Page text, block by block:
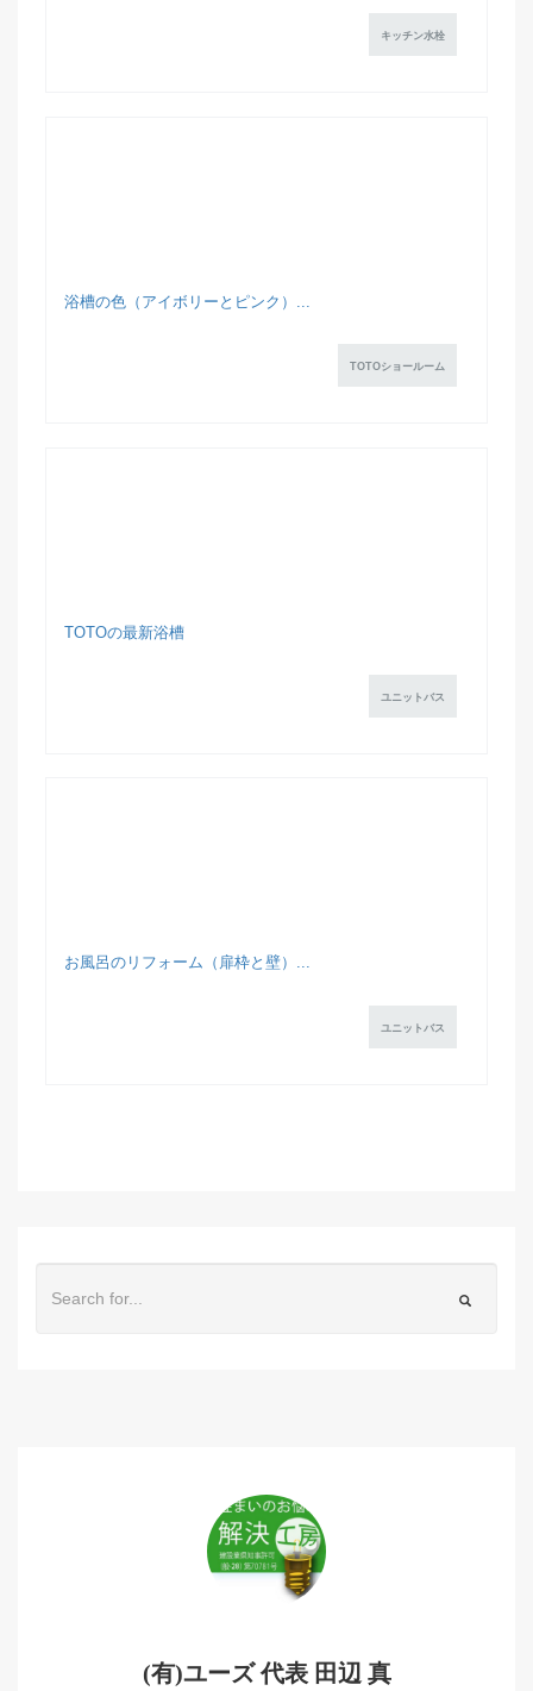
キッチン水栓
浴槽の色（アイボリーとピンク）...
TOTOショールーム
TOTOの最新浴槽
ユニットバス
お風呂のリフォーム（扉枠と壁）...
ユニットバス
(有)ユーズ 代表 田辺 真